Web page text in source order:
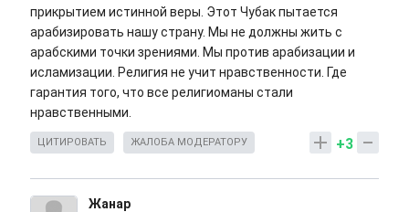
прикрытием истинной веры. Этот Чубак пытается
арабизировать нашу страну. Мы не должны жить с
арабскими точки зрениями. Мы против арабизации и
исламизации. Религия не учит нравственности. Где
гарантия того, что все религиоманы стали
нравственными.
+3
ЦИТИРОВАТЬ ЖАЛОБА МОДЕРАТОРУ
Жанар